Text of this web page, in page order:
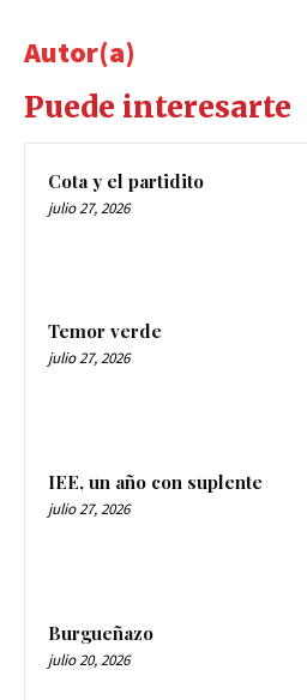
Autor(a)
Puede interesarte
Cota y el partidito
julio 27, 2026
Temor verde
julio 27, 2026
IEE, un año con suplente
julio 27, 2026
Burgueñazo
julio 20, 2026